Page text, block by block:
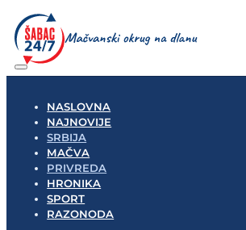
NASLOVNA
NAJNOVIJE
SRBIJA
MAČVA
PRIVREDA
HRONIKA
SPORT
RAZONODA